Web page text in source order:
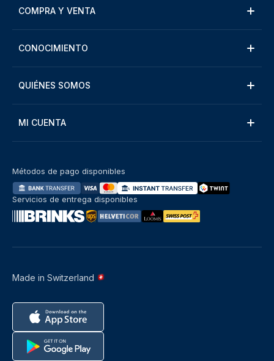
COMPRA Y VENTA
CONOCIMIENTO
QUIÉNES SOMOS
MI CUENTA
Made in Switzerland
Métodos de pago disponibles
Servicios de entrega disponibles